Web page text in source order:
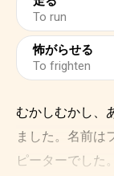
To run
怖がらせる
To frighten
むかしむかし、
ました。名前は
ピーターでした。